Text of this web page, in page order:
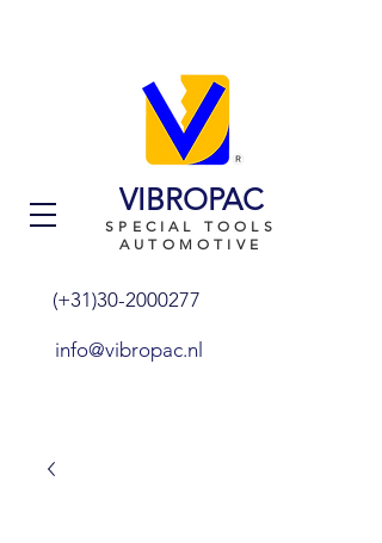
VIBROPAC
SPECIAL TOOLS
AUTOMOTIVE
(+31)30-2000277
info@vibropac.nl